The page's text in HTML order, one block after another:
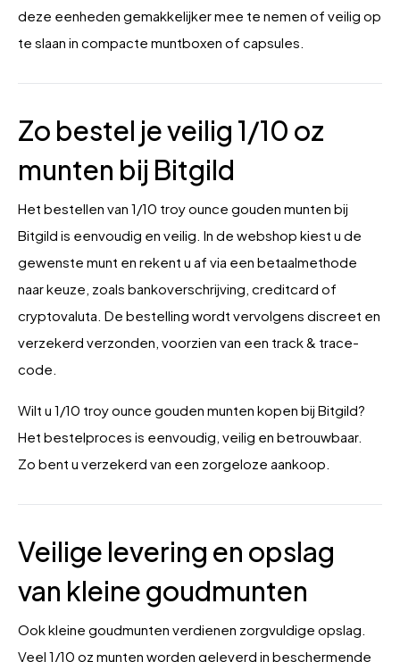
deze eenheden gemakkelijker mee te nemen of veilig op
te slaan in compacte muntboxen of capsules.
Zo bestel je veilig 1/10 oz
munten bij Bitgild
Het bestellen van 1/10 troy ounce gouden munten bij
Bitgild is eenvoudig en veilig. In de webshop kiest u de
gewenste munt en rekent u af via een betaalmethode
naar keuze, zoals bankoverschrijving, creditcard of
cryptovaluta. De bestelling wordt vervolgens discreet en
verzekerd verzonden, voorzien van een track & trace-
code.
Wilt u 1/10 troy ounce gouden munten kopen bij Bitgild?
Het bestelproces is eenvoudig, veilig en betrouwbaar.
Zo bent u verzekerd van een zorgeloze aankoop.
Veilige levering en opslag
van kleine goudmunten
Ook kleine goudmunten verdienen zorgvuldige opslag.
Veel 1/10 oz munten worden geleverd in beschermende